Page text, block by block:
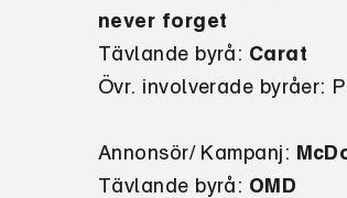
never forget
Tävlande byrå: Carat
Övr. involverade byråer:
Annonsör/ Kampanj:
Tävlande byrå: OMD